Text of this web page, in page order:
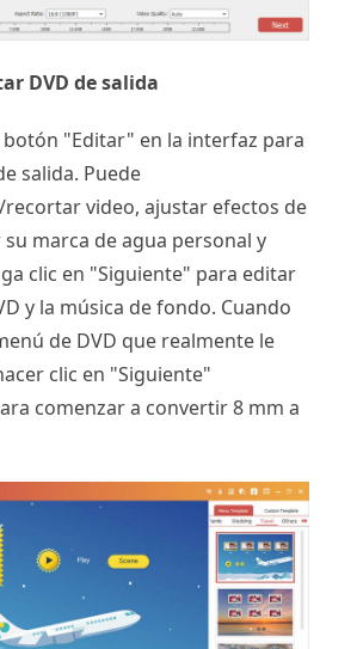
DVD de salida
botón "Editar" en la interfaz para
salida. Puede
video, ajustar efectos de
marca de agua personal y
clic en "Siguiente" para editar
y la música de fondo. Cuando
de DVD que realmente le
clic en "Siguiente"
comenzar a convertir 8 mm a